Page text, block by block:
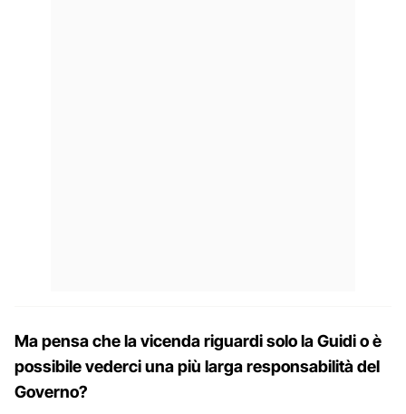
Ma pensa che la vicenda riguardi solo la Guidi o è
possibile vederci una più larga responsabilità del
Governo?